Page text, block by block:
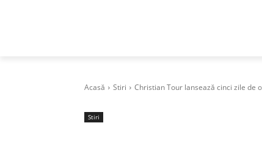
Acasă Stiri Christian Tour lansează cinci zile de
Stiri